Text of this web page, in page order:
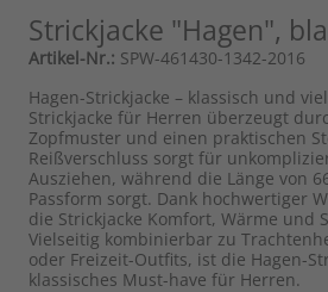
Strickjacke "Hagen",
Artikel-Nr.: SPW-461430-1342-2016
Hagen-Strickjacke – klassisch und
Strickjacke für Herren überzeugt
Zopfmuster und einen praktischen
Reißverschluss sorgt für
Ausziehen, während die Länge von
Passform sorgt. Dank hochwertiger
die Strickjacke Komfort, Wärme und
Vielseitig kombinierbar zu
oder Freizeit-Outfits, ist die Hagen-
klassisches Must-have für Herren.